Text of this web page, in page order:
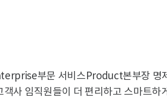
부문 서비스Product본부장 명
객사 임직원들이 더 편리하고 스마트